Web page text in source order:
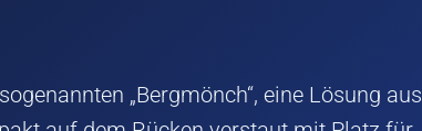
„Bergmönch“, eine Lösung aus